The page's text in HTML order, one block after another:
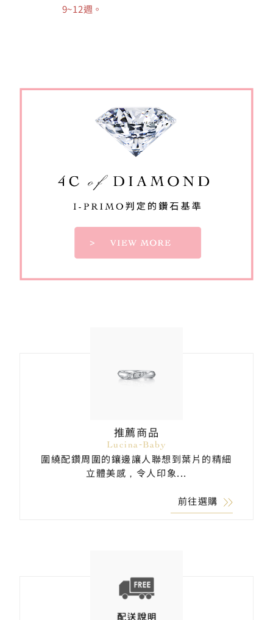
9~12週。
推薦商品
Lucina-Baby
圍繞配鑽周圍的鑲邊讓人聯想到葉片的精細
立體美感，令人印象...
前往選購